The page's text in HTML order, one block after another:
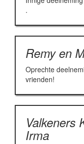
.
Remy en
Oprechte
vrienden!
Valkeners
Irma